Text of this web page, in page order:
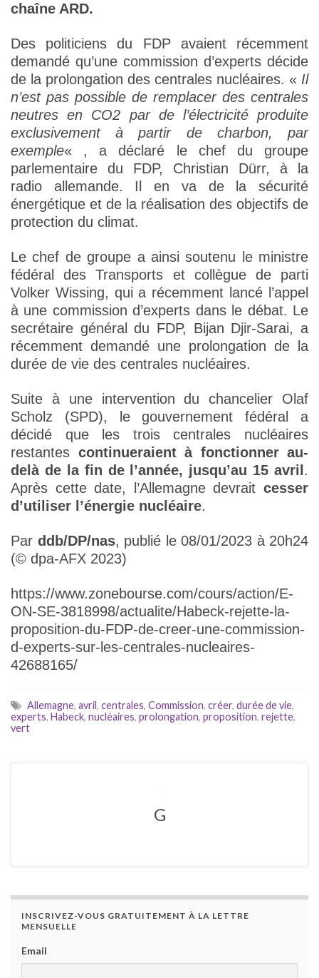
chaîne ARD.
Des politiciens du FDP avaient récemment
demandé qu’une commission d’experts décide
de la prolongation des centrales nucléaires. « Il
n’est pas possible de remplacer des centrales
neutres en CO2 par de l’électricité produite
exclusivement à partir de charbon, par
exemple« , a déclaré le chef du groupe
parlementaire du FDP, Christian Dürr, à la
radio allemande. Il en va de la sécurité
énergétique et de la réalisation des objectifs de
protection du climat.
Le chef de groupe a ainsi soutenu le ministre
fédéral des Transports et collègue de parti
Volker Wissing, qui a récemment lancé l’appel
à une commission d’experts dans le débat. Le
secrétaire général du FDP, Bijan Djir-Sarai, a
récemment demandé une prolongation de la
durée de vie des centrales nucléaires.
Suite à une intervention du chancelier Olaf
Scholz (SPD), le gouvernement fédéral a
décidé que les trois centrales nucléaires
restantes continueraient à fonctionner au-
delà de la fin de l’année, jusqu’au 15 avril .
Après cette date, l’Allemagne devrait cesser
d’utiliser l’énergie nucléaire.
Par ddb/DP/nas, publié le 08/01/2023 à 20h24
(© dpa-AFX 2023)
https://www.zonebourse.com/cours/action/E-
ON-SE-3818998/actualite/Habeck-rejette-la-
proposition-du-FDP-de-creer-une-commission-
d-experts-sur-les-centrales-nucleaires-
42688165/
Allemagne, avril, centrales, Commission, créer, durée de vie,
experts, Habeck, nucléaires, prolongation, proposition, rejette,
vert
G
INSCRIVEZ-VOUS GRATUITEMENT À LA LETTRE
MENSUELLE
Email